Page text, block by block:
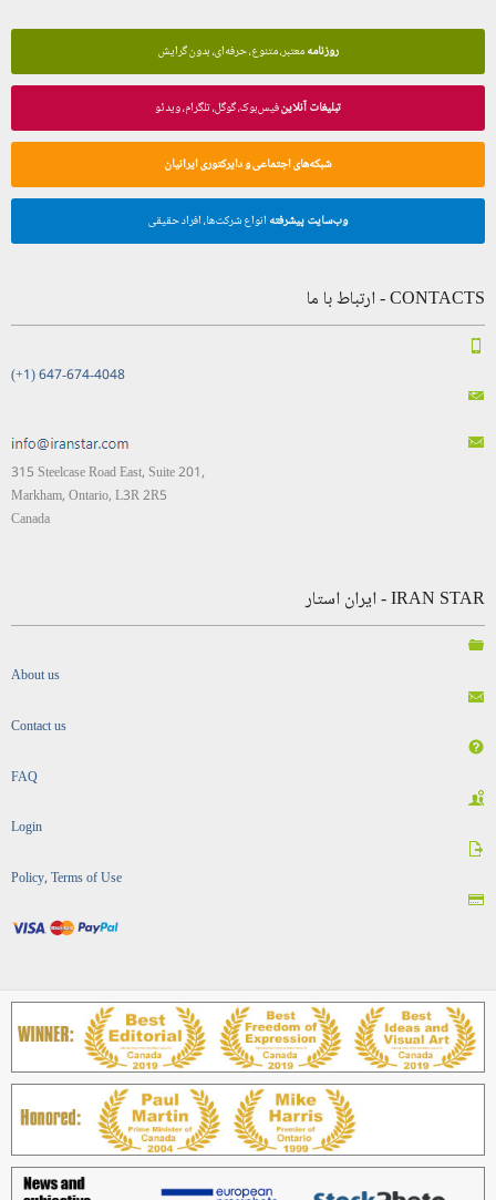
روزنامهمعتبر، متنوع، حرفه‌ای، بدون گرایش
تبلیغات آنلاینفیس‌بوک، گوگل، تلگرام، ویدئو
شبکه‌های اجتماعی و دایرکتوری ایرانیان
وب‌سایت پیشرفته انواع شرکت‌ها، افراد حقیقی
CONTACTS - ارتباط با ما
(+1) 647-674-4048
315 Steelcase Road East, Suite 201,
Markham, Ontario, L3R 2R5
Canada
IRAN STAR - ایران استار
About us
Contact us
FAQ
Login
Policy, Terms of Use